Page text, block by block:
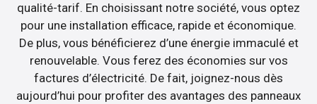
qualité-tarif. En choisissant notre société, vous optez
pour une installation efficace, rapide et économique.
De plus, vous bénéficierez d’une énergie immaculé et
renouvelable. Vous ferez des économies sur vos
factures d’électricité. De fait, joignez-nous dès
aujourd’hui pour profiter des avantages des panneaux